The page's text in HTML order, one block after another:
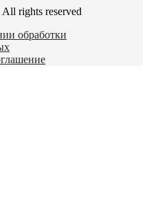
All rights reserved
обработки